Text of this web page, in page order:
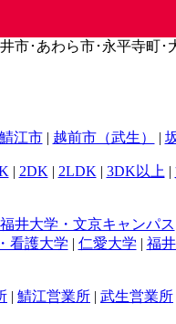
･あわら市･永平寺町･
鯖江市| 越前市（武生） |
| 2DK | 2LDK | 3DK以上 |
福井大学・文京キャンパス
看護大学 | 仁愛大学 | 福
| 鯖江営業所 | 武生営業所